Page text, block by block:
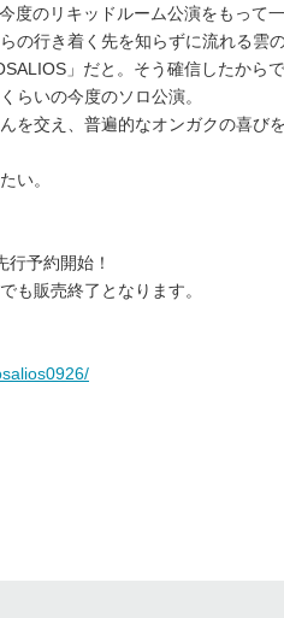
度のリキッドルーム公演をもって
行き着く先を知らずに流れる雲
」だと。そう確信したからで
らいの今度のソロ公演。
を交え、普遍的なオンガクの喜び
い。
予約開始！
も販売終了となります。